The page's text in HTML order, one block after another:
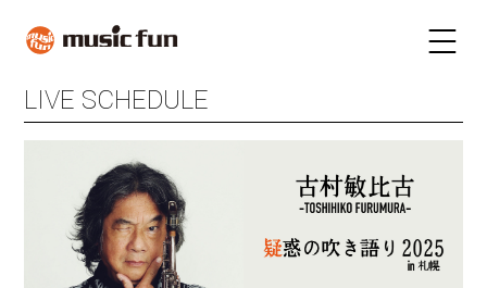
LIVE SCHEDULE
STAY
FUN RADIO TALENT
MAIL MAGAZINE
LIVE SCHEDULE